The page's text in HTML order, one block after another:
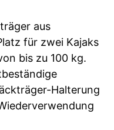
aus
für zwei Kajaks
bis zu 100 kg.
Halterung